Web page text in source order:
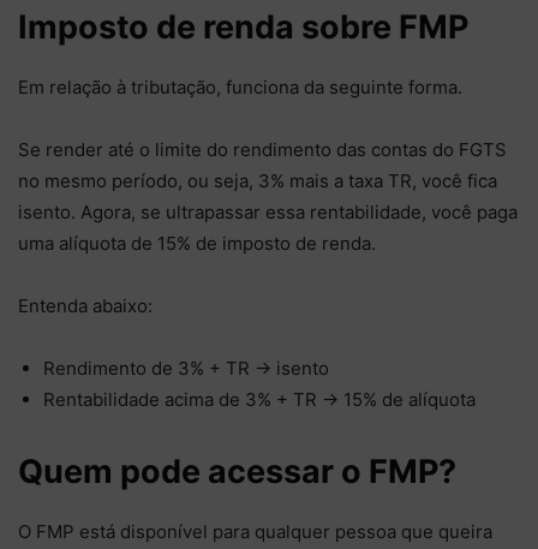
Imposto de renda sobre FMP
Em relação à tributação, funciona da seguinte forma.
Se render até o limite do rendimento das contas do FGTS
no mesmo período, ou seja, 3% mais a taxa TR, você fica
isento. Agora, se ultrapassar essa rentabilidade, você paga
uma alíquota de 15% de imposto de renda.
Entenda abaixo:
Rendimento de 3% + TR -> isento
Rentabilidade acima de 3% + TR -> 15% de alíquota
Quem pode acessar o FMP?
O FMP está disponível para qualquer pessoa que queira